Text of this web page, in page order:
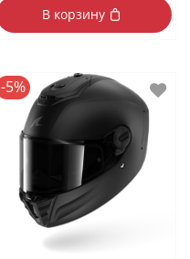
В корзину
-5%